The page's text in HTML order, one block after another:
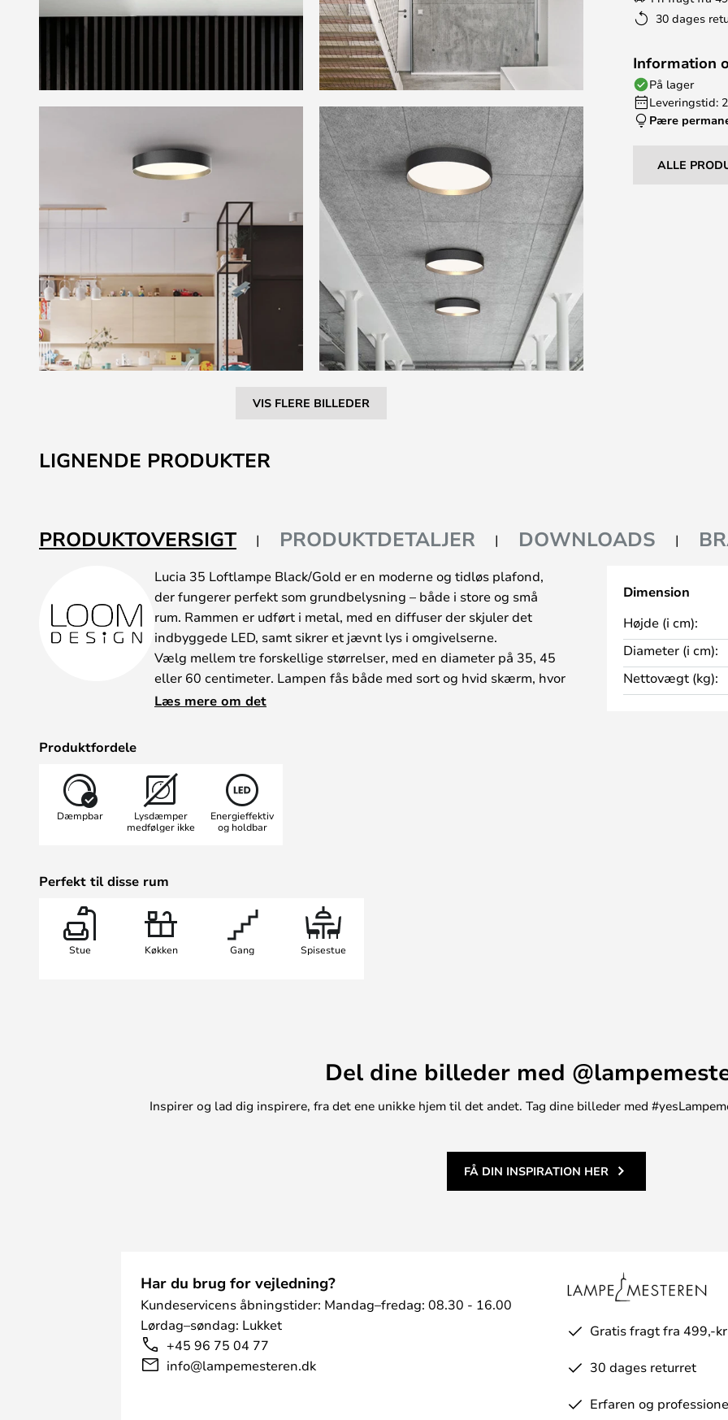
VIS FLERE BILLEDER
til
starten
30 dages
Information
På lager
Leveringstid:
Pære
ALLE
LIGNENDE PRODUKTER
PRODUKTOVERSIGT PRODUKTDETALJER DOWNLOADS
Lucia 35 Loftlampe Black/Gold er en moderne og tidløs plafond,
der fungerer perfekt som grundbelysning – både i store og små
rum. Rammen er udført i metal, med en diffuser der skjuler det
indbyggede LED, samt sikrer et jævnt lys i omgivelserne.
Vælg mellem tre forskellige størrelser, med en diameter på 35, 45
eller 60 centimeter. Lampen fås både med sort og hvid skærm, hvor
indersiden af skærmen er enten samme farve, eller kommer med
loftet og anvende den som en pendel – eksempelvis over
spisebordet.
Læs mere om det
Produktfordele
Dæmpbar
Lysdæmper
medfølger ikke
Energieffektiv
og holdbar
Perfekt til disse rum
Stue Køkken Gang Spisestue
Dimension
Højde (i cm):
Diameter (i cm):
Nettovægt (kg):
Del dine billeder med
Inspirer og lad dig inspirere, fra det ene unikke hjem til det andet. Tag dine billeder med
FÅ DIN INSPIRATION HER
Har du brug for vejledning?
Kundeservicens åbningstider: Mandag–fredag: 08.30 - 16.00
Lørdag–søndag: Lukket
+45 96 75 04 77
info@lampemesteren.dk
Gratis fragt fra 499,-
30 dages returret
Erfaren og